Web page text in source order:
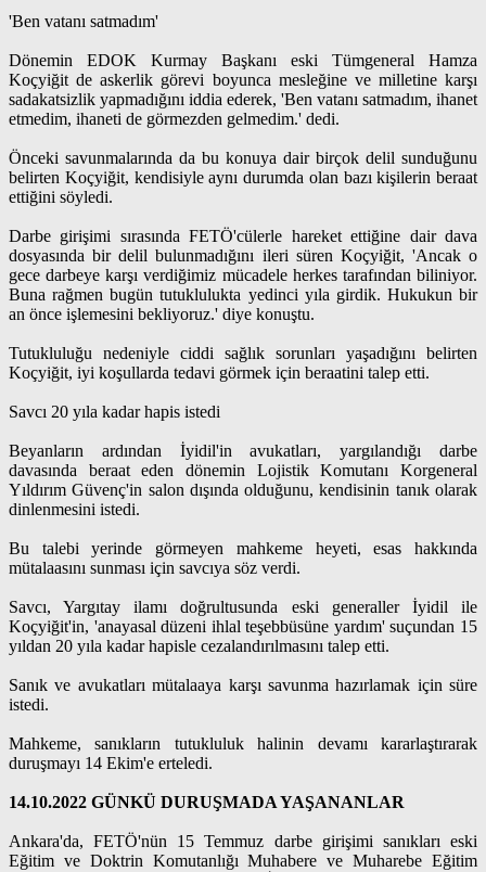
'Ben vatanı satmadım'
Dönemin EDOK Kurmay Başkanı eski Tümgeneral Hamza
Koçyiğit de askerlik görevi boyunca mesleğine ve milletine karşı
sadakatsizlik yapmadığını iddia ederek, 'Ben vatanı satmadım, ihanet
etmedim, ihaneti de görmezden gelmedim.' dedi.
Önceki savunmalarında da bu konuya dair birçok delil sunduğunu
belirten Koçyiğit, kendisiyle aynı durumda olan bazı kişilerin beraat
ettiğini söyledi.
Darbe girişimi sırasında FETÖ'cülerle hareket ettiğine dair dava
dosyasında bir delil bulunmadığını ileri süren Koçyiğit, 'Ancak o
gece darbeye karşı verdiğimiz mücadele herkes tarafından biliniyor.
Buna rağmen bugün tutuklulukta yedinci yıla girdik. Hukukun bir
an önce işlemesini bekliyoruz.' diye konuştu.
Tutukluluğu nedeniyle ciddi sağlık sorunları yaşadığını belirten
Koçyiğit, iyi koşullarda tedavi görmek için beraatini talep etti.
Savcı 20 yıla kadar hapis istedi
Beyanların ardından İyidil'in avukatları, yargılandığı darbe
davasında beraat eden dönemin Lojistik Komutanı Korgeneral
Yıldırım Güvenç'in salon dışında olduğunu, kendisinin tanık olarak
dinlenmesini istedi.
Bu talebi yerinde görmeyen mahkeme heyeti, esas hakkında
mütalaasını sunması için savcıya söz verdi.
Savcı, Yargıtay ilamı doğrultusunda eski generaller İyidil ile
Koçyiğit'in, 'anayasal düzeni ihlal teşebbüsüne yardım' suçundan 15
yıldan 20 yıla kadar hapisle cezalandırılmasını talep etti.
Sanık ve avukatları mütalaaya karşı savunma hazırlamak için süre
istedi.
Mahkeme, sanıkların tutukluluk halinin devamı kararlaştırarak
duruşmayı 14 Ekim'e erteledi.
14.10.2022 GÜNKÜ DURUŞMADA YAŞANANLAR
Ankara'da, FETÖ'nün 15 Temmuz darbe girişimi sanıkları eski
Eğitim ve Doktrin Komutanlığı Muhabere ve Muharebe Eğitim